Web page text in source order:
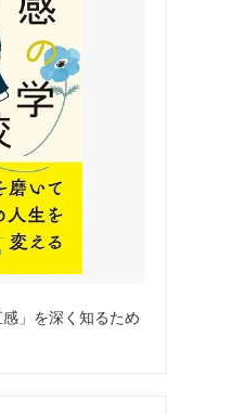
」を深く知るため